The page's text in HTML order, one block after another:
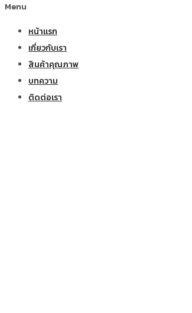
Menu
หน้าแรก
เกี่ยวกับเรา
สินค้าคุณภาพ
บทความ
ติดต่อเรา